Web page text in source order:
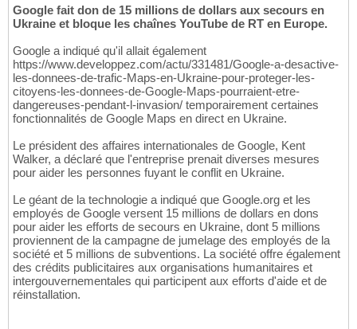
Google fait don de 15 millions de dollars aux secours en
Ukraine et bloque les chaînes YouTube de RT en Europe.
Google a indiqué qu'il allait également
https://www.developpez.com/actu/331481/Google-a-desactive-
les-donnees-de-trafic-Maps-en-Ukraine-pour-proteger-les-
citoyens-les-donnees-de-Google-Maps-pourraient-etre-
dangereuses-pendant-l-invasion/ temporairement certaines
fonctionnalités de Google Maps en direct en Ukraine.
Le président des affaires internationales de Google, Kent
Walker, a déclaré que l'entreprise prenait diverses mesures
pour aider les personnes fuyant le conflit en Ukraine.
Le géant de la technologie a indiqué que Google.org et les
employés de Google versent 15 millions de dollars en dons
pour aider les efforts de secours en Ukraine, dont 5 millions
proviennent de la campagne de jumelage des employés de la
société et 5 millions de subventions. La société offre également
des crédits publicitaires aux organisations humanitaires et
intergouvernementales qui participent aux efforts d'aide et de
réinstallation.